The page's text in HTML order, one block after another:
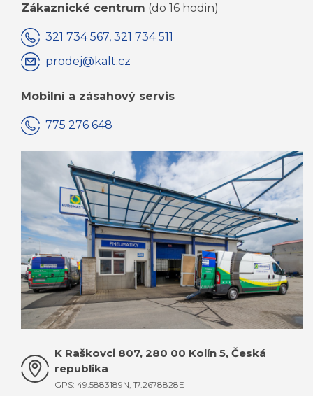
Zákaznické centrum (do 16 hodin)
321 734 567, 321 734 511
prodej@kalt.cz
Mobilní a zásahový servis
775 276 648
KOMPLETNÍ KONTAKTY JSOU ZDE
K Raškovci 807, 280 00 Kolín 5, Česká
republika
GPS: 49.5883189N, 17.2678828E